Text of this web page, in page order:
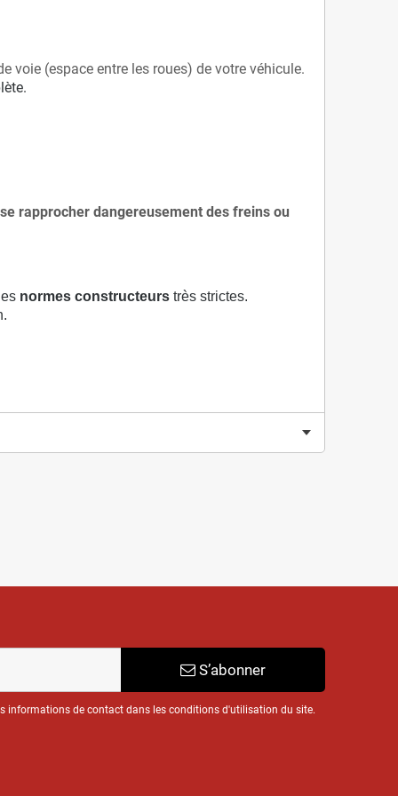
voie (espace entre les roues) de votre véhicule.
rapprocher dangereusement des freins ou
normes constructeurs très strictes.
S’abonner
informations de contact dans les conditions d'utilisation du site.